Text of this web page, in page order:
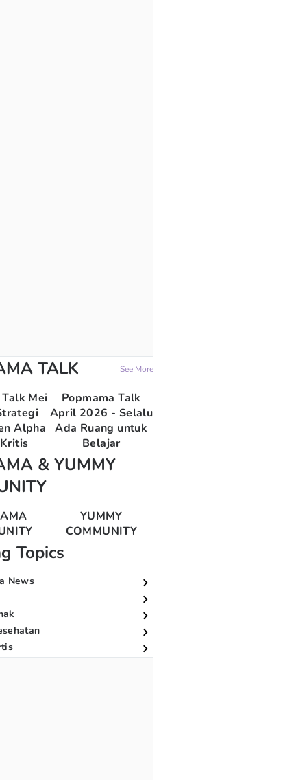
TALK See More
Mei
Alpha
Popmama Talk
April 2026 - Selalu
Ada Ruang untuk
Belajar
& YUMMY
YUMMY
COMMUNITY
Topics
News